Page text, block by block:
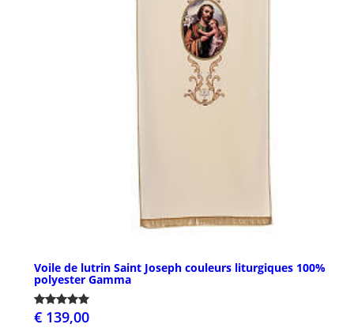
Voile de lutrin Saint Joseph couleurs liturgiques 100%
polyester Gamma
€ 139,00